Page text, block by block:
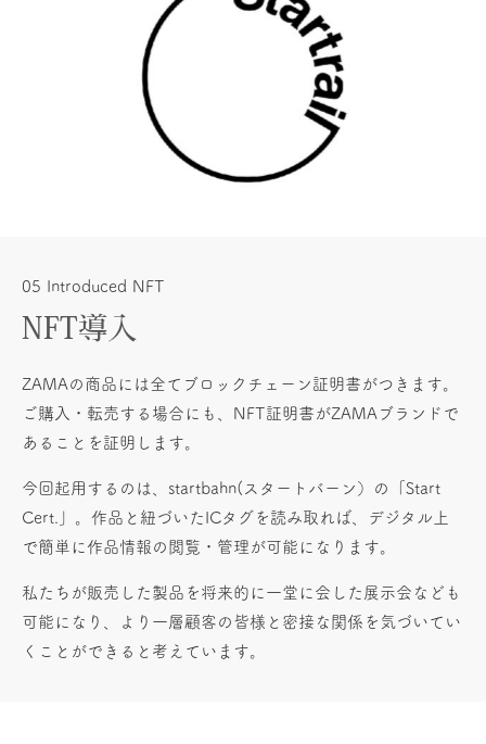
05 Introduced NFT
NFT導入
ZAMAの商品には全てブロックチェーン証明書がつきます。
ご購入・転売する場合にも、NFT証明書がZAMAブランドで
あることを証明します。
今回起用するのは、startbahn(スタートバーン）の「Start
Cert.」。作品と紐づいたICタグを読み取れば、デジタル上
で簡単に作品情報の閲覧・管理が可能になります。
私たちが販売した製品を将来的に一堂に会した展示会なども
可能になり、より一層顧客の皆様と密接な関係を気づいてい
くことができると考えています。